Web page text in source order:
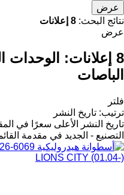
عرض
نتائج البحث: 8 إعلانات
عرض
8 إعلانات:
الباصات
فلتر
ترتيب: تاريخ النشر
تاريخ النشر
الأعلى سعرًا في
التصنيع - الجديد في مقدمة